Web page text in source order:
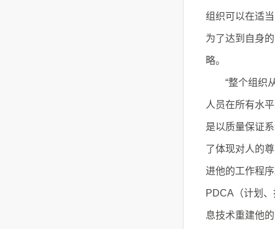
组织可以在适
为了达到自身
略。
“整个组织从
人员在所有水
是以质量保证
了体现对人的
进他的工作程
PDCA（计划
息技术重建他